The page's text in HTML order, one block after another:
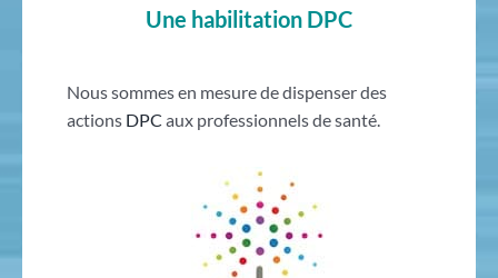
Une habilitation DPC
Nous sommes en mesure de dispenser des
actions DPC aux professionnels de santé.